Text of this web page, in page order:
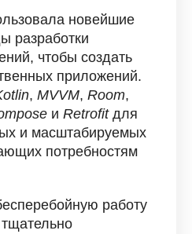
новейшие
разработки
чтобы создать
приложений.
, MVVM, Room,
и Retrofitдля
и масштабируемых
потребностям
работу